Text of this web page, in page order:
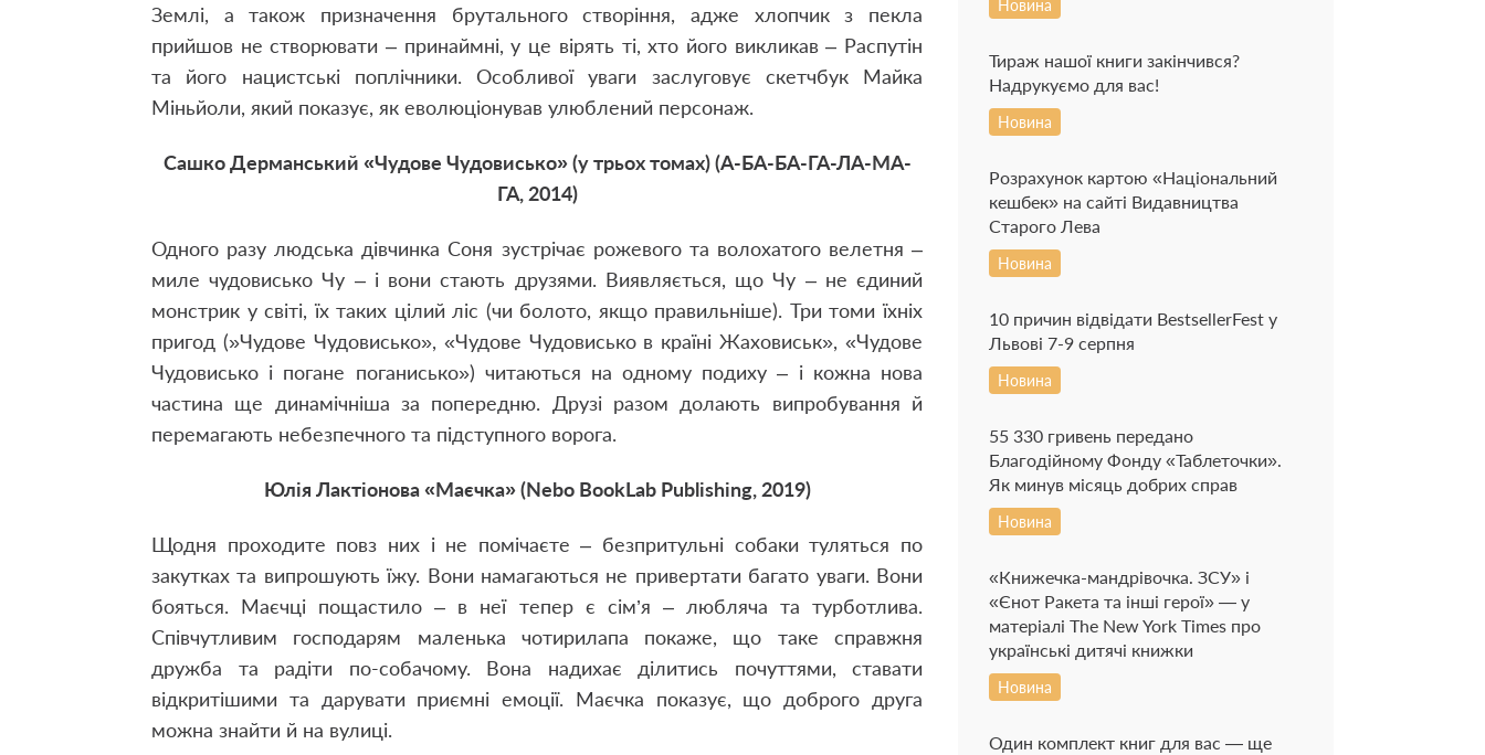
Землі, а також призначення брутального створіння, адже хлопчик з пекла
прийшов не створювати – принаймні, у це вірять ті, хто його викликав – Распутін
та його нацистські поплічники. Особливої уваги заслуговує скетчбук Майка
Міньйоли, який показує, як еволюціонував улюблений персонаж.
Сашко Дерманський «Чудове Чудовисько» (у трьох томах) (А-БА-БА-ГА-ЛА-МА-
ГА, 2014)
Одного разу людська дівчинка Соня зустрічає рожевого та волохатого велетня –
миле чудовисько Чу – і вони стають друзями. Виявляється, що Чу – не єдиний
монстрик у світі, їх таких цілий ліс (чи болото, якщо правильніше). Три томи їхніх
пригод (»Чудове Чудовисько», «Чудове Чудовисько в країні Жаховиськ», «Чудове
Чудовисько і погане поганисько») читаються на одному подиху – і кожна нова
частина ще динамічніша за попередню. Друзі разом долають випробування й
перемагають небезпечного та підступного ворога.
Юлія Лактіонова «Маєчка» (Nebo BookLab Publishing, 2019)
Щодня проходите повз них і не помічаєте – безпритульні собаки туляться по
закутках та випрошують їжу. Вони намагаються не привертати багато уваги. Вони
бояться. Маєчці пощастило – в неї тепер є сім’я – любляча та турботлива.
Співчутливим господарям маленька чотирилапа покаже, що таке справжня
дружба та радіти по-собачому. Вона надихає ділитись почуттями, ставати
відкритішими та дарувати приємні емоції. Маєчка показує, що доброго друга
можна знайти й на вулиці.
Новина
Тираж нашої книги закінчився?
Надрукуємо для вас!
Новина
Розрахунок картою «Національний
кешбек» на сайті Видавництва
Старого Лева
Новина
10 причин відвідати BestsellerFest у
Львові 7-9 серпня
Новина
55 330 гривень передано
Благодійному Фонду «Таблеточки».
Як минув місяць добрих справ
Новина
«Книжечка-мандрівочка. ЗСУ» і
«Єнот Ракета та інші герої» — у
матеріалі The New York Times про
українські дитячі книжки
Новина
Один комплект книг для вас — ще